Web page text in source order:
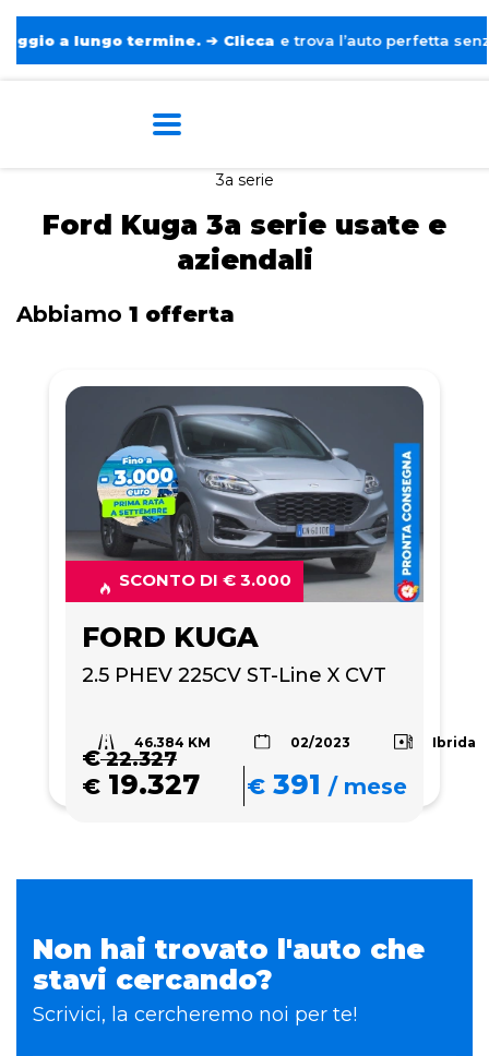
a lungo termine. ➔ Clicca e trova l’auto perfetta senza
3a serie
Ford Kuga 3a serie usate e
aziendali
Abbiamo 1 offerta
SCONTO DI € 3.000
FORD KUGA
2.5 PHEV 225CV ST-Line X CVT
46.384 KM 02/2023 Ibrida
€22.327
€ 19.327 € 391 /mese
Non hai trovato l'auto che
stavi cercando?
Scrivici, la cercheremo noi per te!